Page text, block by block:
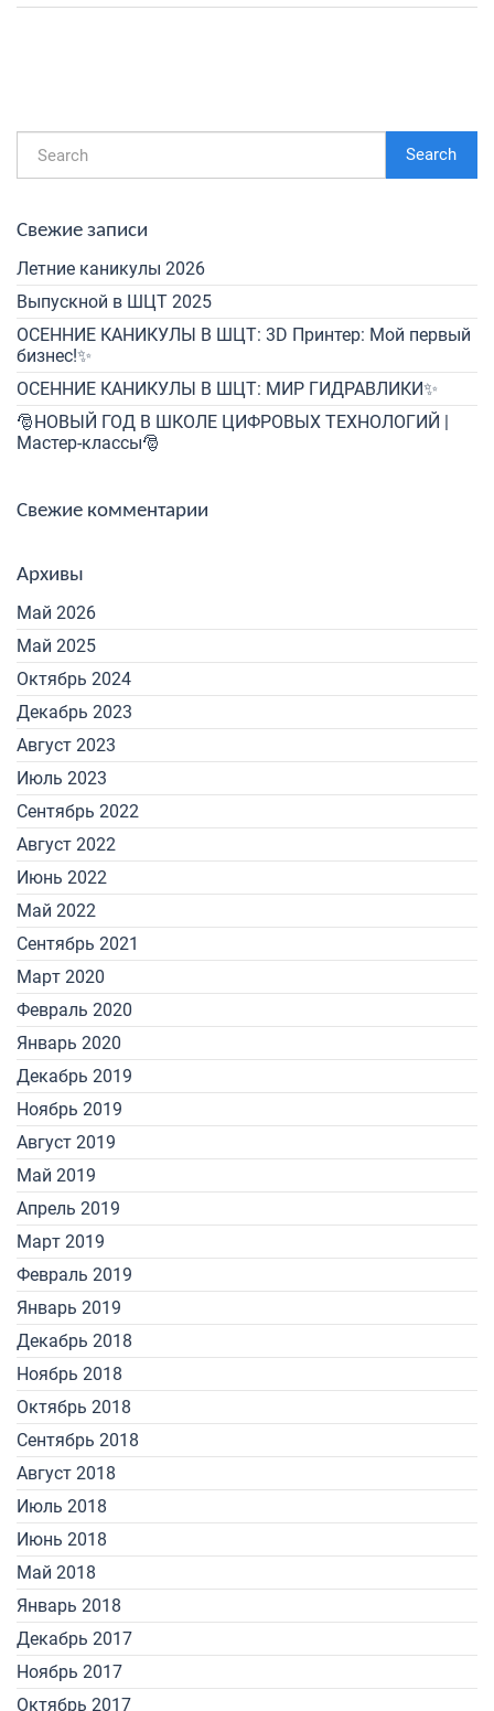
Search
Свежие записи
Летние каникулы 2026
Выпускной в ШЦТ 2025
ОСЕННИЕ КАНИКУЛЫ В ШЦТ: 3D Принтер: Мой первый
бизнес!✨
ОСЕННИЕ КАНИКУЛЫ В ШЦТ: МИР ГИДРАВЛИКИ✨
🎅НОВЫЙ ГОД В ШКОЛЕ ЦИФРОВЫХ ТЕХНОЛОГИЙ |
Мастер-классы🎅
Свежие комментарии
Архивы
Май 2026
Май 2025
Октябрь 2024
Декабрь 2023
Август 2023
Июль 2023
Сентябрь 2022
Август 2022
Июнь 2022
Май 2022
Сентябрь 2021
Март 2020
Февраль 2020
Январь 2020
Декабрь 2019
Ноябрь 2019
Август 2019
Май 2019
Апрель 2019
Март 2019
Февраль 2019
Январь 2019
Декабрь 2018
Ноябрь 2018
Октябрь 2018
Сентябрь 2018
Август 2018
Июль 2018
Июнь 2018
Май 2018
Январь 2018
Декабрь 2017
Ноябрь 2017
Октябрь 2017